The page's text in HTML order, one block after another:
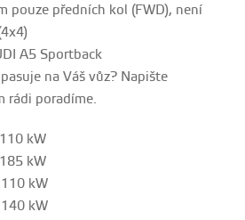
pouze předních kol (FWD), není
A5 Sportback
na Váš vůz? Napište
rádi poradíme.
kW
kW
kW
kW